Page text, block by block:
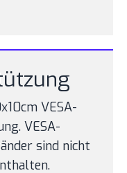
VESA-
VESA-
sind nicht